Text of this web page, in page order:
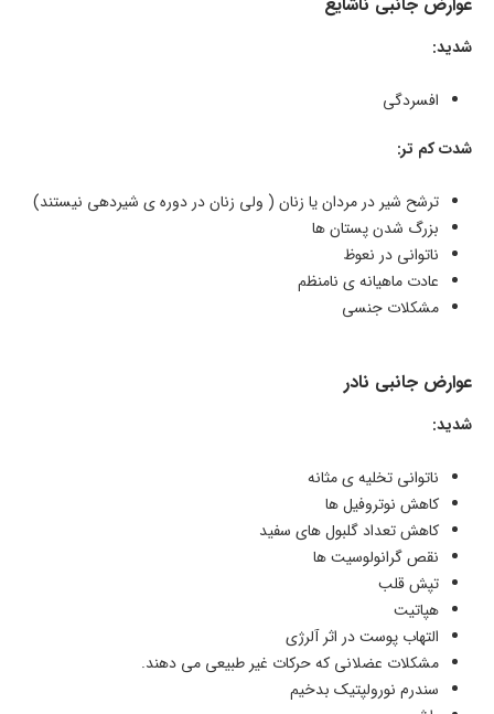
شدید:
افسردگی
شدت کم تر:
ترشح شیر در مردان یا زنان ( ولی زنان در دوره ی شیردهی نیستند)
بزرگ شدن پستان ها
ناتوانی در نعوظ
عادت ماهیانه ی نامنظم
مشکلات جنسی
عوارض جانبی نادر
شدید:
ناتوانی تخلیه ی مثانه
کاهش نوتروفیل ها
کاهش تعداد گلبول های سفید
نقص گرانولوسیت ها
تپش قلب
هپاتیت
التهاب پوست در اثر آلرژی
مشکلات عضلانی که حرکات غیر طبیعی می دهند.
سندرم نورولپتیک بدخیم